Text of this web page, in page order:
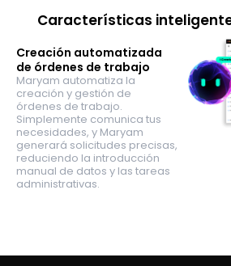
Características
Creación automatizada
de órdenes de trabajo
Maryam automatiza la
creación y gestión de
órdenes de trabajo.
Simplemente comunica tus
necesidades, y Maryam
generará solicitudes precisas,
reduciendo la introducción
manual de datos y las tareas
administrativas.